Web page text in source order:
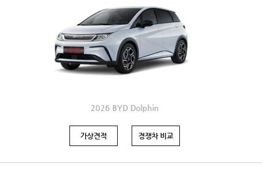
2026 BYD Dolphin
가상견적 경쟁차 비교